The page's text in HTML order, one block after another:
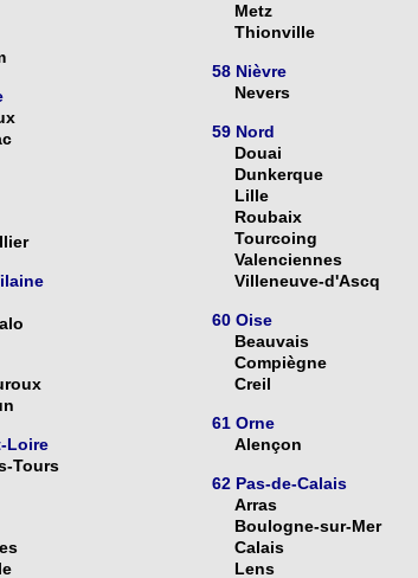
Loire
Tours
Metz
Thionville
58 Nièvre
Nevers
59 Nord
Douai
Dunkerque
Lille
Roubaix
Tourcoing
Valenciennes
Villeneuve-d'Ascq
60 Oise
Beauvais
Compiègne
Creil
61 Orne
Alençon
62 Pas-de-Calais
Arras
Boulogne-sur-Mer
Calais
Lens